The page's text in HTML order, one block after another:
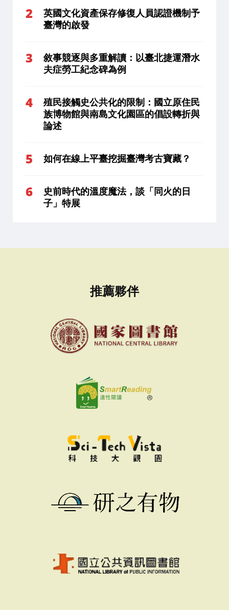
英國文化資產保存修復人員認證機制予
臺灣的啟發
敘事競逐與多重解讀：以臺北捷運潛水
夫症勞工紀念碑為例
殖民接觸史公共化的限制：國立原住民
族博物館與南島文化園區的倡設轉折與
論述
如何在線上平臺挖掘臺灣考古寶藏？
史前時代的溫度魔法，談「同火的日
子」特展
推薦夥伴